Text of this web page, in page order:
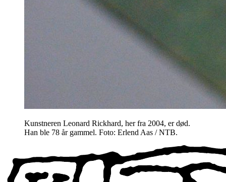
Kunstneren Leonard Rickhard, her fra 2004, er død.
Han ble 78 år gammel. Foto: Erlend Aas / NTB.